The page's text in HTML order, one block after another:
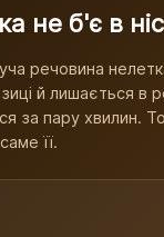
не б'є в ніс
речовина
й лишається в
за пару хвилин.
її.